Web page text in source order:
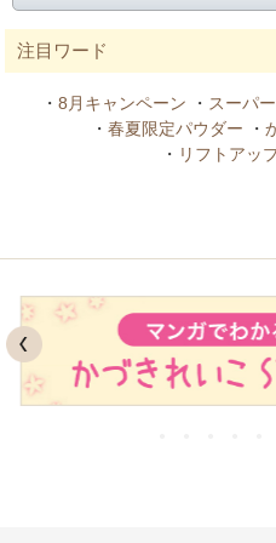
注目ワード
・ 8月キャンペーン ・ スーパ
・ 春夏限定パウダー ・
・ リフトアッ